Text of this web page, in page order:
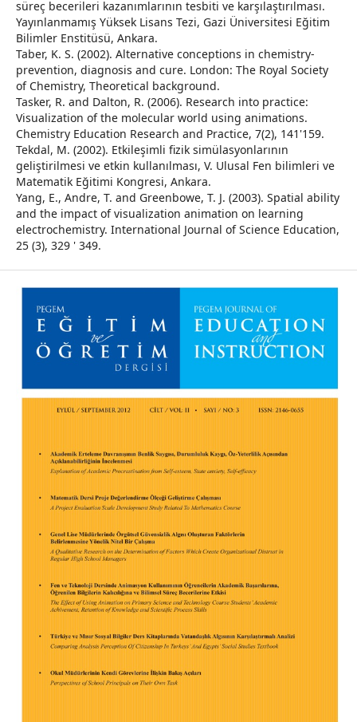
süreç becerileri kazanımlarının tesbiti ve karşılaştırılması.
Yayınlanmamış Yüksek Lisans Tezi, Gazi Üniversitesi Eğitim
Bilimler Enstitüsü, Ankara.
Taber, K. S. (2002). Alternative conceptions in chemistry-
prevention, diagnosis and cure. London: The Royal Society
of Chemistry, Theoretical background.
Tasker, R. and Dalton, R. (2006). Research into practice:
Visualization of the molecular world using animations.
Chemistry Education Research and Practice, 7(2), 141'159.
Tekdal, M. (2002). Etkileşimli fizik simülasyonlarının
geliştirilmesi ve etkin kullanılması, V. Ulusal Fen bilimleri ve
Matematik Eğitimi Kongresi, Ankara.
Yang, E., Andre, T. and Greenbowe, T. J. (2003). Spatial ability
and the impact of visualization animation on learning
electrochemistry. International Journal of Science Education,
25 (3), 329 ' 349.